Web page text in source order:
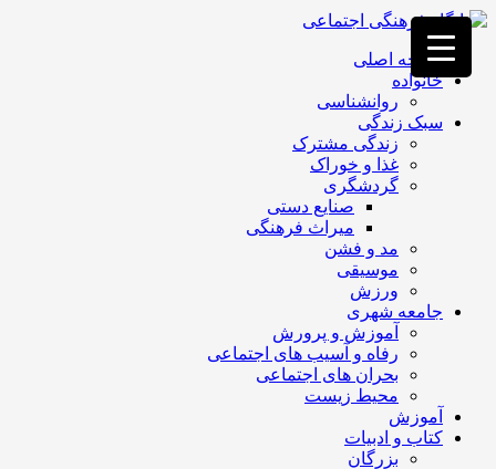
فصد
خون
غرب
تهران
خشکشویی
تصفیه
تهران
صفحه اصلی
خانواده
روانشناسی
سبک زندگی
زندگی مشترک
غذا و خوراک
گردشگری
صنایع دستی
میراث فرهنگی
مد و فشن
موسیقی
ورزش
جامعه شهری
آموزش و پرورش
رفاه و آسیب های اجتماعی
بحران های اجتماعی
محیط زیست
آموزش
کتاب و ادبیات
بزرگان